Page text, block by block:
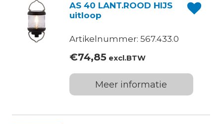
AS 40 LANT.ROOD HIJS
uitloop
Artikelnummer: 567.433.0
€74,85excl.BTW
Meer informatie